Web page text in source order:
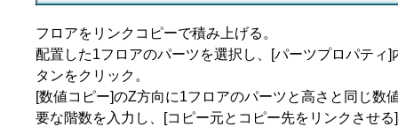
フロアをリンクコピーで積み上げる。
配置した1フロアのパーツを選択し、[パーツプロパティ]
タンをクリック。
[数値コピー]のZ方向に1フロアのパーツと高さと同じ数
要な階数を入力し、[コピー元とコピー先をリンクさせ